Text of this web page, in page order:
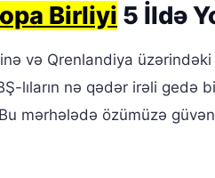
Birliyi 5 İldə
və Qrenlandiya
lıların nə qədər irəli gedə
mərhələdə özümüzə